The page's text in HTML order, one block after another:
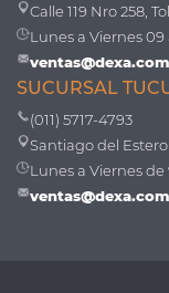
Calle 119 Nro 258,
Lunes a Viernes 09
SUCURSAL
(011) 5717-4793
Santiago del
Lunes a Viernes de